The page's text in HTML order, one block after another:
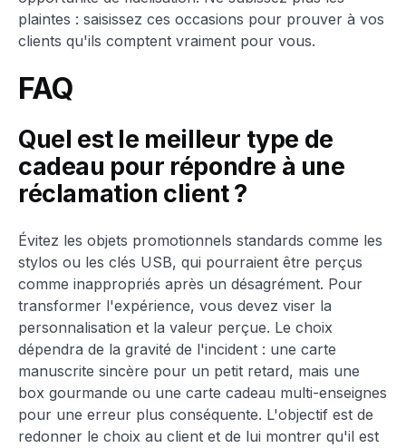
plaintes : saisissez ces occasions pour prouver à vos
clients qu'ils comptent vraiment pour vous.
FAQ
Quel est le meilleur type de
cadeau pour répondre à une
réclamation client ?
Évitez les objets promotionnels standards comme les
stylos ou les clés USB, qui pourraient être perçus
comme inappropriés après un désagrément. Pour
transformer l'expérience, vous devez viser la
personnalisation et la valeur perçue. Le choix
dépendra de la gravité de l'incident : une carte
manuscrite sincère pour un petit retard, mais une
box gourmande ou une carte cadeau multi-enseignes
pour une erreur plus conséquente. L'objectif est de
redonner le choix au client et de lui montrer qu'il est